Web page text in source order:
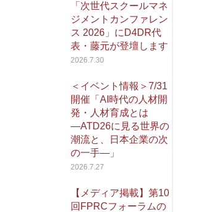
「次世代スクールマネ
ジメントカンファレン
ス 2026」にD4DR代
表・藤元が登壇します
2026.7.30
＜イベント情報＞7/31
開催「AI時代の人材開
発・人材育成とは
―ATD26に見る世界の
潮流と、日本企業の次
の一手―」
2026.7.27
【メディア掲載】第10
回FPRCフォーラムの